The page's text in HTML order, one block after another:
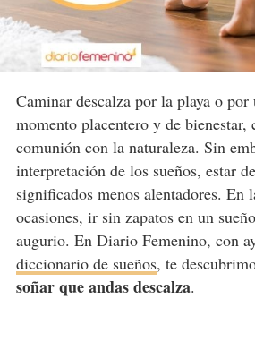
Caminar descalza por la playa o
momento placentero y de bienestar,
comunión con la naturaleza. Sin
interpretación de los sueños, estar
significados menos alentadores. En
ocasiones, ir sin zapatos en un
augurio. En Diario Femenino, con
diccionario de sueños, te
soñar que andas descalza.